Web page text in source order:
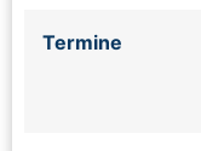
Termine